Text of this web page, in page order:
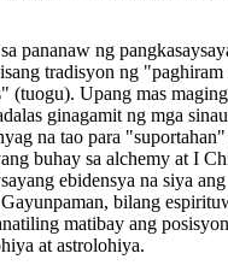
pananaw ng
tradisyon ng "paghiram
(tuogu). Upang mas
ginagamit ng mga
na tao para
buhay sa alchemy at I
ebidensya na siya
bilang
matibay ang
at astrolohiya.